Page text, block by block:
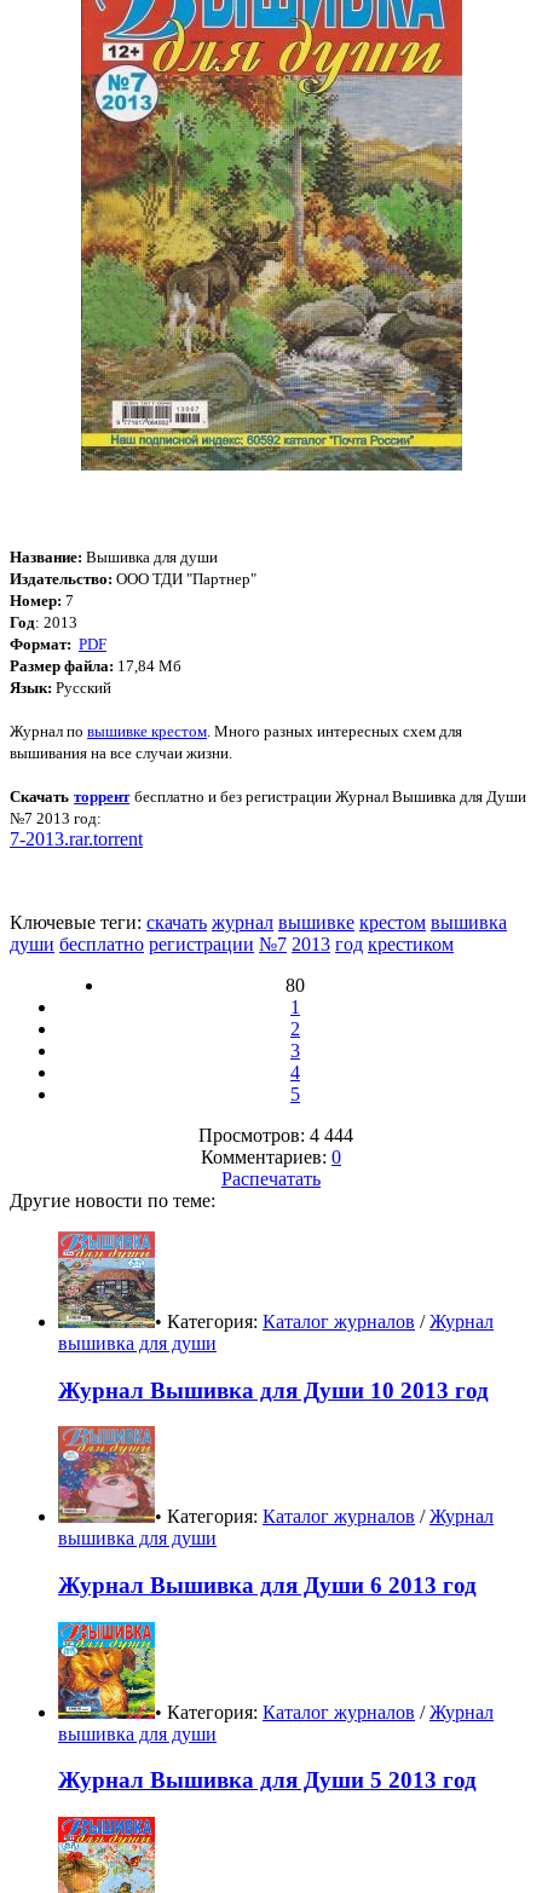
Название: Вышивка для души
Издательство: ООО ТДИ "Партнер"
Номер: 7
Год: 2013
Формат: PDF
Размер файла: 17,84 Мб
Язык: Русский
Журнал по вышивке крестом . Много разных интересных схем для
вышивания на все случаи жизни.
Скачатьторрент бесплатно и без регистрации Журнал Вышивка для Души
№7 2013 год:
7-2013.rar.torrent
Ключевые теги: скачать журнал вышивке крестом вышивка
души бесплатно регистрации №7 2013 год крестиком
80
1
2
3
4
5
Просмотров: 4 444
Комментариев: 0
Распечатать
Другие новости по теме:
• Категория: Каталог журналов /Журнал
вышивка для души
Журнал Вышивка для Души 10 2013 год
• Категория: Каталог журналов /Журнал
вышивка для души
Журнал Вышивка для Души 6 2013 год
• Категория: Каталог журналов /Журнал
вышивка для души
Журнал Вышивка для Души 5 2013 год